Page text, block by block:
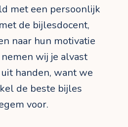
met een persoonlijk
de bijlesdocent,
naar hun motivatie
wij je alvast
handen, want we
de beste bijles
voor.